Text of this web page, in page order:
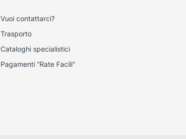
Vuoi contattarci?
Trasporto
Cataloghi specialistici
Pagamenti “Rate Facili”